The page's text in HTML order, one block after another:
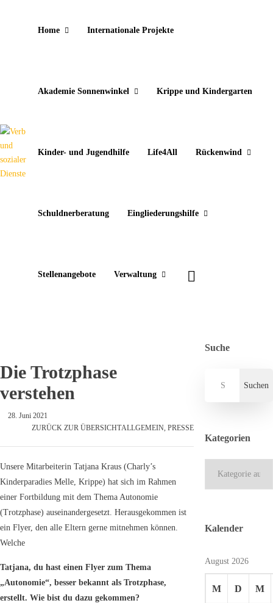
Home Internationale Projekte
Akademie Sonnenwinkel Krippe und Kindergarten
Kinder- und Jugendhilfe Life4All Rückenwind
Schuldnerberatung Eingliederungshilfe
Stellenangebote Verwaltung
Die Trotzphase
verstehen
28. Juni 2021
ZURÜCK ZUR ÜBERSICHTALLGEMEIN,PRESSE
Unsere Mitarbeiterin Tatjana Kraus (Charly’s
Kinderparadies Melle, Krippe) hat sich im Rahmen
einer Fortbildung mit dem Thema Autonomie
(Trotzphase) auseinandergesetzt. Herausgekommen ist
ein Flyer, den alle Eltern gerne mitnehmen können.
Welche
Tatjana, du hast einen Flyer zum Thema
„Autonomie“, besser bekannt als Trotzphase,
erstellt. Wie bist du dazu gekommen?
Suche
Kategorien
Kalender
August 2026
M D M